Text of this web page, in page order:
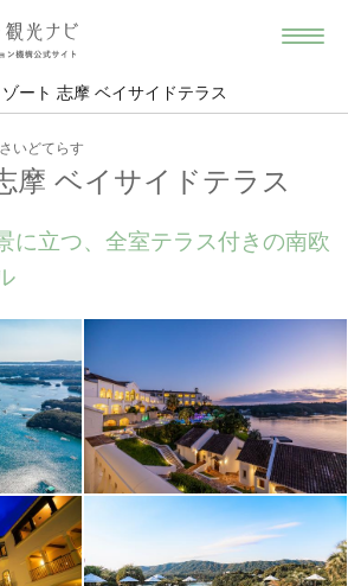
ート 志摩 ベイサイドテラス
いどてらす
摩 ベイサイドテラス
に立つ、全室テラス付きの南欧